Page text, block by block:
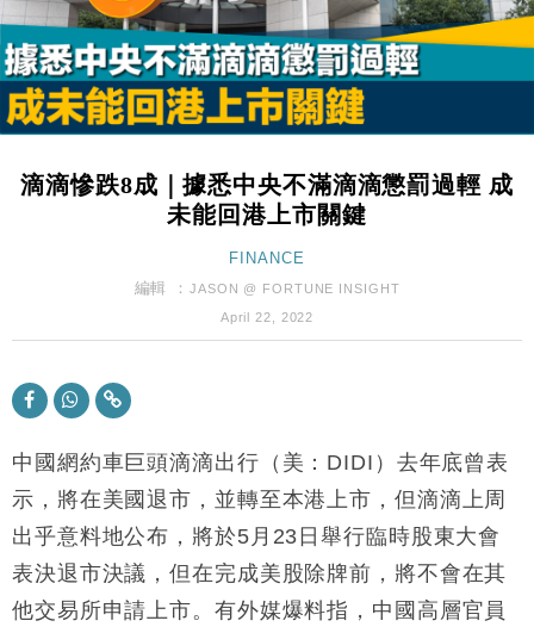
15:11
財經｜韓股反覆波動收跌 連挫7周創逾3年最長跌勢
13:44
財經｜內地7月美元計價出口增近24%勝預期 貿易順
差達1125億美元
12:44
財經｜日本春季三度入市撐日圓 4月單日斥6.28萬億
11:12
國際｜特朗普料美伊戰事快結束 承認部分彈藥庫存緊
財經｜SA售股自救後再出手 斥4億美元押注未上市公
財經｜華僑銀行上半年淨利創新高 中期息增15%至
47仙
17:33
及消費表現
損失近6900萬元
16:05
財經｜日經失守6.5萬點後回穩 全周仍升近2%
15:47
粦接任
15:11
財經｜韓股反覆波動收跌 連挫7周創逾3年最長跌勢
滴滴慘跌8成｜據悉中央不滿滴滴懲罰過輕 成
未能回港上市關鍵
FINANCE
編輯 ：JASON @ FORTUNE INSIGHT
April 22, 2022
中國網約車巨頭滴滴出行（美：DIDI）去年底曾表
示，將在美國退市，並轉至本港上市，但滴滴上周
出乎意料地公布，將於5月23日舉行臨時股東大會
表決退市決議，但在完成美股除牌前，將不會在其
他交易所申請上市。有外媒爆料指，中國高層官員